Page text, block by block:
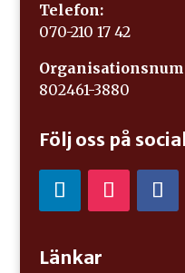
Telefon:
070-210 17 42
802461-3880
Följ oss på
Länkar